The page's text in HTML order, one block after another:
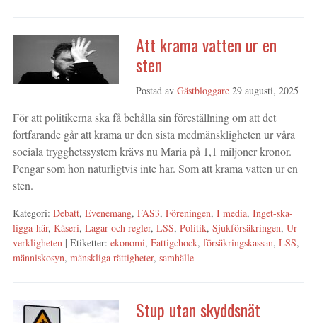
Att krama vatten ur en
sten
Postad av Gästbloggare 29 augusti, 2025
För att politikerna ska få behålla sin föreställning om att det
fortfarande går att krama ur den sista medmänskligheten ur våra
sociala trygghetssystem krävs nu Maria på 1,1 miljoner kronor.
Pengar som hon naturligtvis inte har. Som att krama vatten ur en
sten.
Kategori: Debatt, Evenemang, FAS3, Föreningen, I media, Inget-ska-
ligga-här, Kåseri, Lagar och regler, LSS, Politik, Sjukförsäkringen, Ur
verkligheten | Etiketter: ekonomi, Fattigchock, försäkringskassan, LSS,
människosyn, mänskliga rättigheter, samhälle
Stup utan skyddsnät